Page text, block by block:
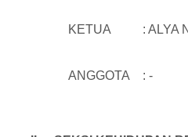
KETUA : ALYA
ANGGOTA : -